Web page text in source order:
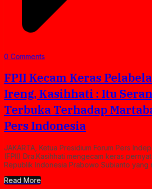
0 Comments
FPII Kecam Keras
Ireng, Kasihhati : Itu
Terbuka Terhadap
Pers Indonesia
JAKARTA, Ketua Presidium Forum Pers
(FPII) Dra.Kasihhati mengecam keras
Republik Indonesia Prabowo Subianto yang
Read More